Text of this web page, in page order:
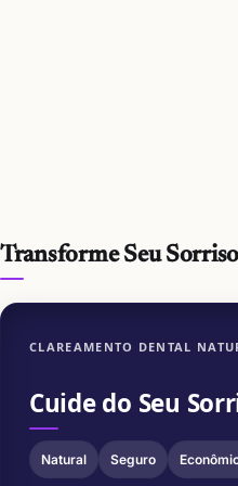
Transforme Seu
CLAREAMENTO DENTAL
Cuide do Seu
Natural Seguro